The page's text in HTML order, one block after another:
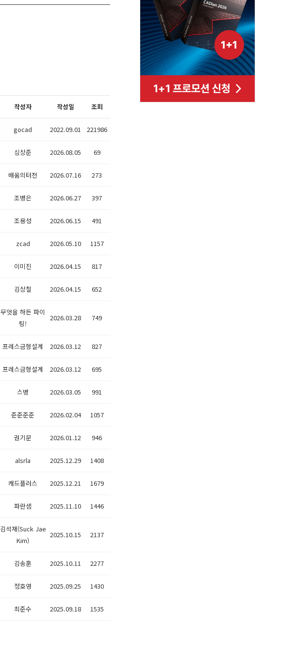
작성자 작성일 조회
gocad 2022.09.01 221986
심상준 2026.08.05 69
배움의터전 2026.07.16 273
조병은 2026.06.27 397
(1)
조용성 2026.06.15 491
zcad 2026.05.10 1157
이미진 2026.04.15 817
김상철 2026.04.15 652
무엇을 하든 파이
팅!
2026.03.28 749
프레스금형설계 2026.03.12 827
프레스금형설계 2026.03.12 695
스병 2026.03.05 991
준준준준 2026.02.04 1057
권기문 2026.01.12 946
alsrla 2025.12.29 1408
캐드플러스 2025.12.21 1679
파란샘 2025.11.10 1446
김석재(Suck Jae
Kim)
2025.10.15 2137
김송훈 2025.10.11 2277
정호영 2025.09.25 1430
최준수 2025.09.18 1535